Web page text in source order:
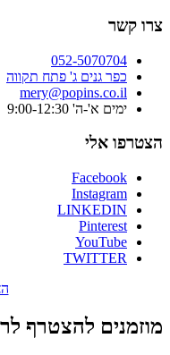
צרו קשר
052-5070704
כפר גנים ג' פתח תקווה
mery@popins.co.il
ימים א'-ה' 9:00-12:30
הצטרפו אלי
Facebook
Instagram
LINKEDIN
Pinterest
YouTube
TWITTER
מוזמנים להצטרף